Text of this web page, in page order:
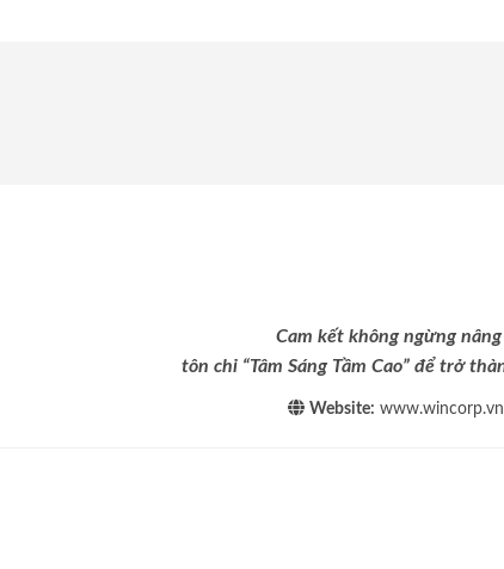
Cam kết không ngừng
tôn chỉ “Tâm Sáng Tầm Cao” để trở
Website: www.wincorp.vn